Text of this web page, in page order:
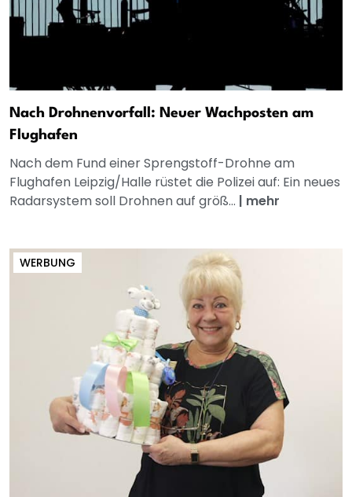
Nach Drohnenvorfall: Neuer Wachposten am
Flughafen
Nach dem Fund einer Sprengstoff-Drohne am
Flughafen Leipzig/Halle rüstet die Polizei auf: Ein neues
Radarsystem soll Drohnen auf größ... | mehr
WERBUNG